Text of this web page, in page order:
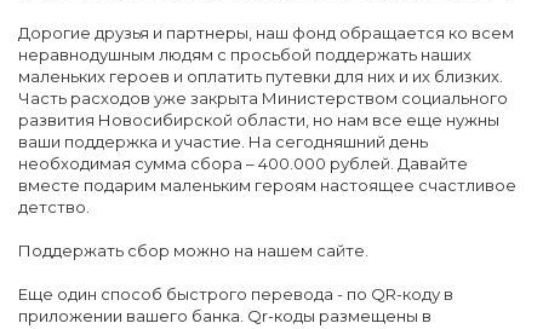
Дорогие друзья и партнеры, наш фонд обращается ко всем
неравнодушным людям с просьбой поддержать наших
маленьких героев и оплатить путевки для них и их близких.
Часть расходов уже закрыта Министерством социального
развития Новосибирской области, но нам все еще нужны
ваши поддержка и участие. На сегодняшний день
необходимая сумма сбора – 400.000 рублей. Давайте
вместе подарим маленьким героям настоящее счастливое
детство.
Поддержать сбор можно на нашем сайте.
Еще один способ быстрого перевода - по QR-коду в
приложении вашего банка. Qr-коды размещены в